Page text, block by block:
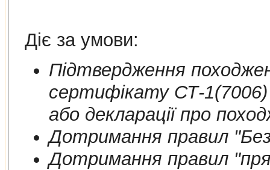
Діє за умови:
Пiдтвердження
сертифiкату СТ-
або декларації про
Дотримання правил
Дотримання правил